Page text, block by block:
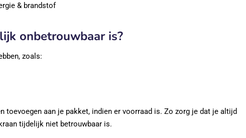
& brandstof
onbetrouwbaar is?
zoals:
toevoegen aan je pakket, indien er voorraad is. Zo zorg je dat je altijd
tijdelijk niet betrouwbaar is.